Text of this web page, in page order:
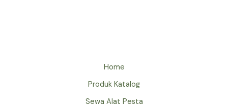
Home
Produk Katalog
Sewa Alat Pesta